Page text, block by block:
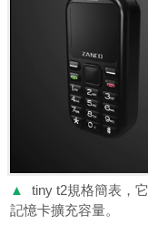
▲
tiny t2規格簡表，
記憶卡擴充容量。